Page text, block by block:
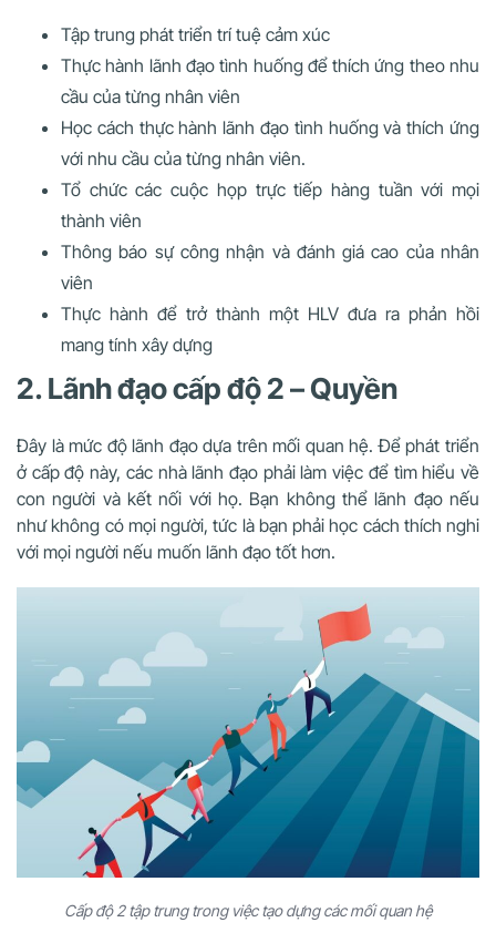
Tập trung phát triển trí tuệ cảm xúc
Thực hành lãnh đạo tình huống để thích ứng theo nhu
cầu của từng nhân viên
Học cách thực hành lãnh đạo tình huống và thích ứng
với nhu cầu của từng nhân viên.
Tổ chức các cuộc họp trực tiếp hàng tuần với mọi
thành viên
Thông báo sự công nhận và đánh giá cao của nhân
viên
Thực hành để trở thành một HLV đưa ra phản hồi
mang tính xây dựng
2. Lãnh đạo cấp độ 2 – Quyền
Đây là mức độ lãnh đạo dựa trên mối quan hệ. Để phát triển
ở cấp độ này, các nhà lãnh đạo phải làm việc để tìm hiểu về
con người và kết nối với họ. Bạn không thể lãnh đạo nếu
như không có mọi người, tức là bạn phải học cách thích nghi
với mọi người nếu muốn lãnh đạo tốt hơn.
Cấp độ 2 tập trung trong việc tạo dựng các mối quan hệ